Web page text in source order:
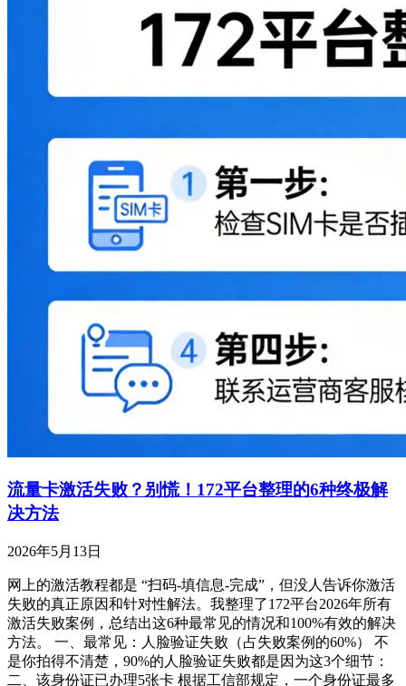
流量卡激活失败？别慌！172平台整理的6种终极解
决方法
2026年5月13日
网上的激活教程都是 “扫码-填信息-完成”，但没人告诉你激活
失败的真正原因和针对性解法。我整理了172平台2026年所有
激活失败案例，总结出这6种最常见的情况和100%有效的解决
方法。 一、最常见：人脸验证失败（占失败案例的60%） 不
是你拍得不清楚，90%的人脸验证失败都是因为这3个细节：
二、该身份证已办理5张卡 根据工信部规定，一个身份证最多